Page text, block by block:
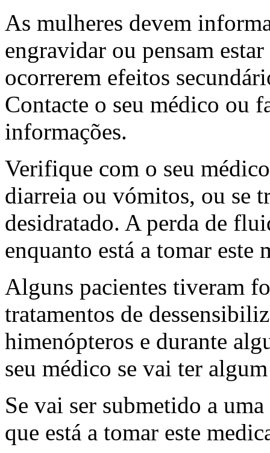
As mulheres devem
engravidar ou pensam
ocorrerem efeitos
Contacte o seu médico ou
informações.
Verifique com o seu
diarreia ou vómitos, ou se
desidratado. A perda de
enquanto está a tomar este
Alguns pacientes tiveram
tratamentos de
himenópteros e durante
seu médico se vai ter
Se vai ser submetido a
que está a tomar este